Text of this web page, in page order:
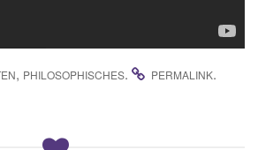
, PHILOSOPHISCHES. PERMALINK.